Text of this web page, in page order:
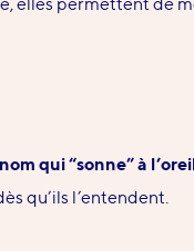
qui “sonne” à
qu’ils l’entendent.